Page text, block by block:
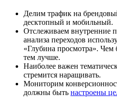
Делим трафик на
десктопный и мобильный.
Отслеживаем внутренние
анализа переходов
«Глубина просмотра». Чем
тем лучше.
Наиболее важен
стремится наращивать.
Мониторим
должны быть настроены